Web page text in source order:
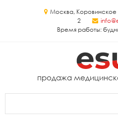
Москва,
2
Время работы:
продажа